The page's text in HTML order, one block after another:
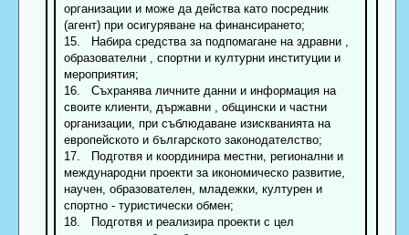
организации и може да действа като посредник
(агент) при осигуряване на финансирането;
15. Набира средства за подпомагане на здравни ,
образователни , спортни и културни институции и
мероприятия;
16. Съхранява личните данни и информация на
своите клиенти, държавни , общински и частни
организации, при съблюдаване изискванията на
европейското и българското законодателство;
17. Подготвя и координира местни, регионални и
международни проекти за икономическо развитие,
научен, образователен, младежки, културен и
спортно - туристически обмен;
18. Подготвя и реализира проекти с цел